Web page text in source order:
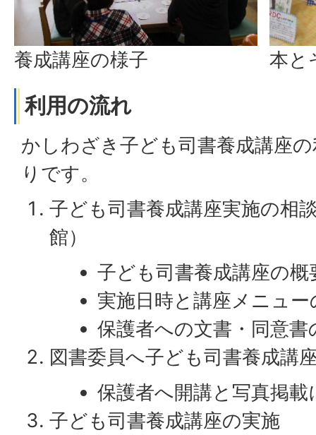
養成講座の様子 本と
利用の流れ
かしわざき子ども司書養成講座
りです。
子ども司書養成講座実施の相
館）
子ども司書養成講座の概
実施日時と講座メニュー
保護者への文書・同意書
図書委員へ子ども司書養成講
保護者へ開講と写真掲
子ども司書養成講座の実施